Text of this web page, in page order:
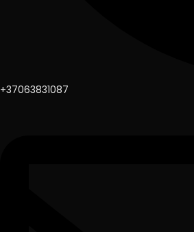
+37063831087